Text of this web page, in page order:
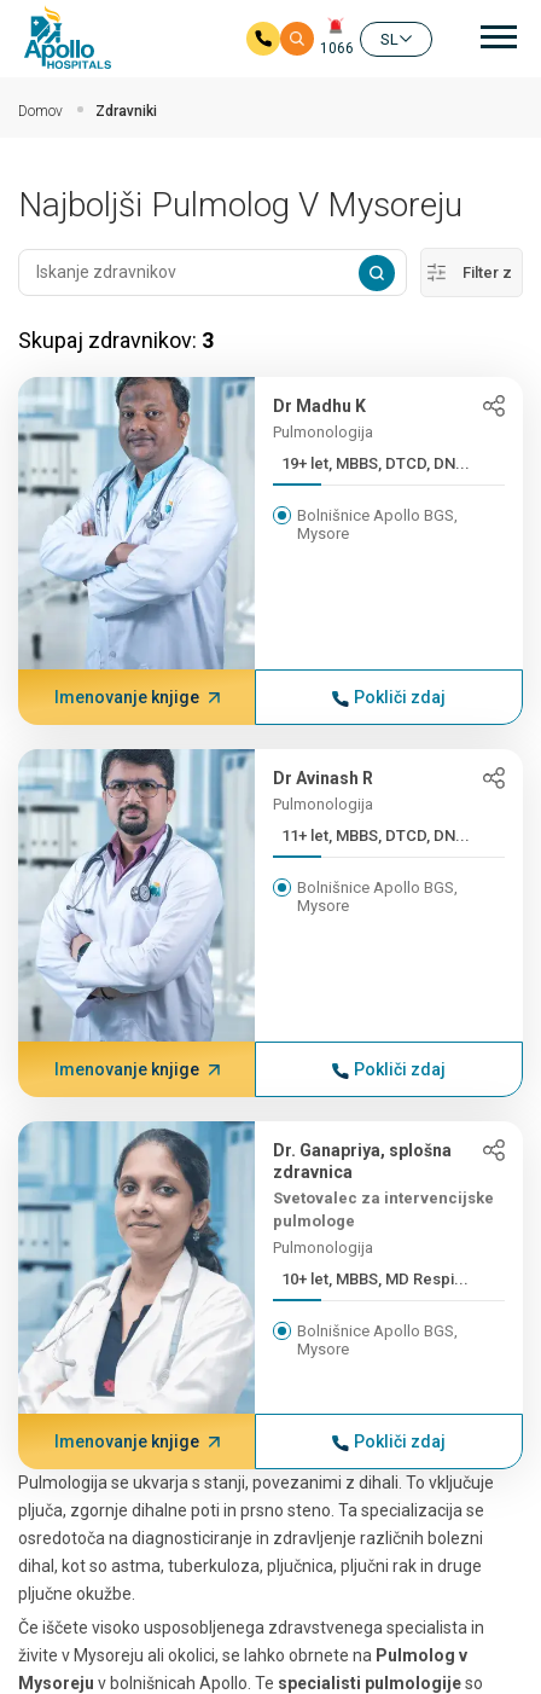
1066
SL
Domov Zdravniki
Najboljši Pulmolog V Mysoreju
Filter z
Skupaj zdravnikov: 3
Dr Madhu K
Pulmonologija
19+ let, MBBS, DTCD, DN...
Bolnišnice Apollo BGS,
Mysore
Imenovanje knjige Pokliči zdaj
Dr Avinash R
Pulmonologija
11+ let, MBBS, DTCD, DN...
Bolnišnice Apollo BGS,
Mysore
Imenovanje knjige Pokliči zdaj
Dr. Ganapriya, splošna
zdravnica
Svetovalec za intervencijske
pulmologe
Pulmonologija
10+ let, MBBS, MD Respi...
Bolnišnice Apollo BGS,
Mysore
Imenovanje knjige Pokliči zdaj
Pulmologija se ukvarja s stanji, povezanimi z dihali. To vključuje
pljuča, zgornje dihalne poti in prsno steno. Ta specializacija se
osredotoča na diagnosticiranje in zdravljenje različnih bolezni
dihal, kot so astma, tuberkuloza, pljučnica, pljučni rak in druge
pljučne okužbe.
Če iščete visoko usposobljenega zdravstvenega specialista in
živite v Mysoreju ali okolici, se lahko obrnete na Pulmolog v
Mysoreju v bolnišnicah Apollo. Te specialisti pulmologijeso